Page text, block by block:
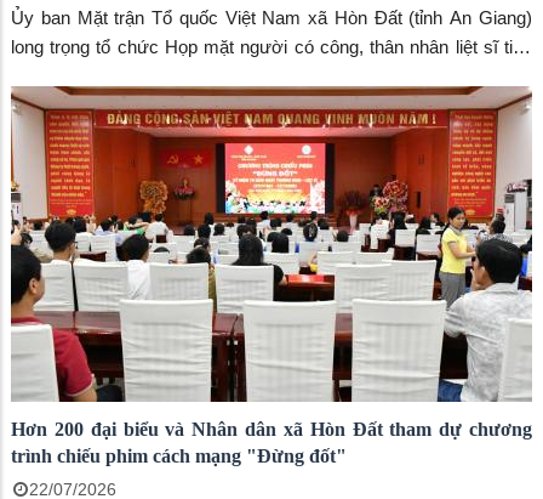
Ủy ban Mặt trận Tổ quốc Việt Nam xã Hòn Đất (tỉnh An Giang)
long trọng tổ chức Họp mặt người có công, thân nhân liệt sĩ tiêu
- 27/7/2026).
Hơn 200 đại biểu và Nhân dân xã Hòn Đất tham dự chương
trình chiếu phim cách mạng "Đừng đốt"
22/07/2026